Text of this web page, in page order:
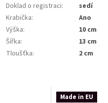
Doklad o registraci:
sedí
Krabička:
Ano
Výška:
10 cm
Šířka:
13 cm
Tloušťka: 2 cm
Made in EU